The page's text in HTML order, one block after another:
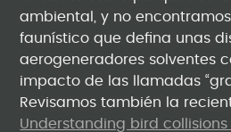
ambiental, y no
faunístico que defina unas
aerogeneradores solventes
impacto de las llamadas
Revisamos también la
Understanding bird